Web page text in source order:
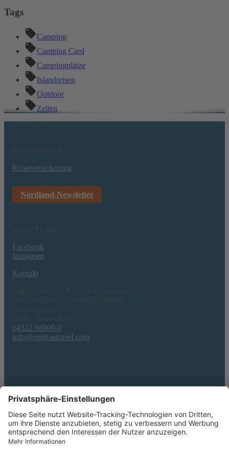
Tags
Camping
Camping Card
Campingplätze
Islandreisen
Outdoor
Zelten
Reiseversicherung
Nordland-Newsletter
Facebook
Instagram
Kontakt
04322 88900-0
info@contrastravel.com
Service
AGB & Formblatt
Erklärung zur Barrierefreiheit
Datenschutz
Impressum
Privatsphäre-Einstellungen